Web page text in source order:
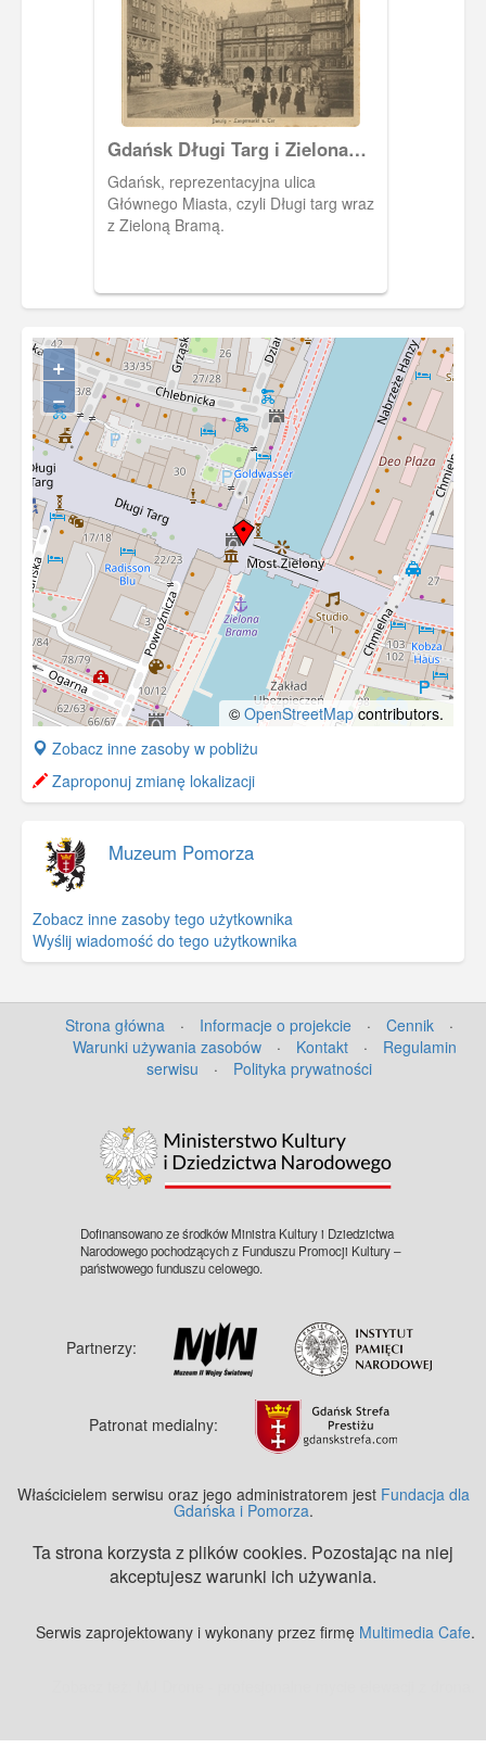
Gdańsk Długi Targ i Zielona
Brama, Danzig Langermarkt
und Grünes Tor.
Gdańsk, reprezentacyjna ulica
Głównego Miasta, czyli Długi targ wraz
z Zieloną Bramą.
+
−
© OpenStreetMapcontributors.
+
−
Zobacz inne zasoby w pobliżu
Zaproponuj zmianę lokalizacji
Muzeum Pomorza
Zobacz inne zasoby tego użytkownika
Wyślij wiadomość do tego użytkownika
Strona główna · Informacje o projekcie · Cennik
·
Warunki używania zasobów
· Kontakt ·
Regulamin
serwisu
· Polityka prywatności
Dofinansowano ze środków Ministra Kultury i Dziedzictwa
Narodowego pochodzących z Funduszu Promocji Kultury –
państwowego funduszu celowego.
Partnerzy:
Patronat medialny:
Właścicielem serwisu oraz jego administratorem jest Fundacja dla
Gdańska i Pomorza.
Ta strona korzysta z plików cookies. Pozostając na niej
akceptujesz warunki ich używania.
Serwis zaprojektowany i wykonany przez firmę Multimedia Cafe.